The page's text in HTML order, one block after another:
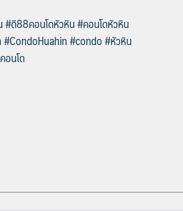
#ดิ88คอนโดหัวหิน#คอนโดหัวหิน
#CondoHuahin#condo#หัวหิน
อนโด